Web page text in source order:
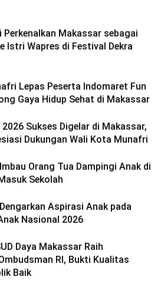
Perkenalkan Makassar sebagai
Istri Wapres di Festival Dekra
Lepas Peserta Indomaret Fun
Gaya Hidup Sehat di Makassar
2026 Sukses Digelar di Makassar,
Dukungan Wali Kota Munafri
Orang Tua Dampingi Anak di
Sekolah
Aspirasi Anak pada
Nasional 2026
Daya Makassar Raih
RI, Bukti Kualitas
Baik